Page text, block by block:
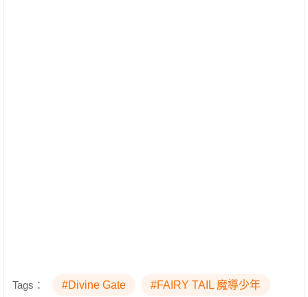
Tags： #Divine Gate #FAIRY TAIL 魔導少年